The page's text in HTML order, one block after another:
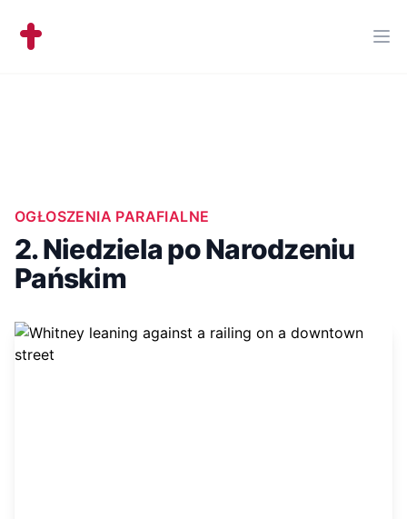
Workflow
OGŁOSZENIA PARAFIALNE
2. Niedziela po Narodzeniu
Pańskim